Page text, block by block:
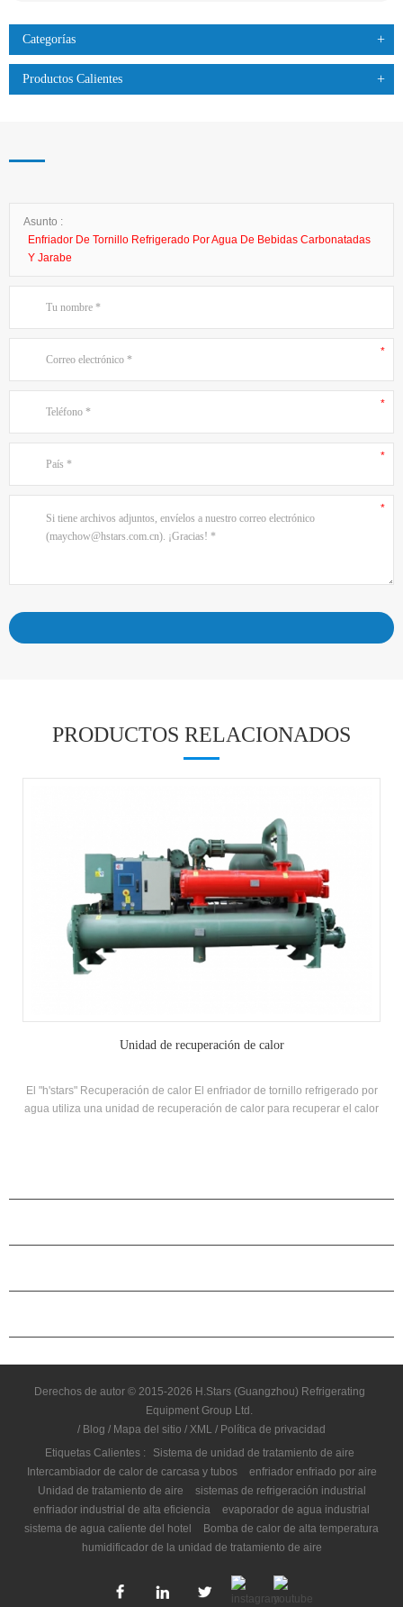
Categorías
Productos Calientes
Asunto :
Enfriador De Tornillo Refrigerado Por Agua De Bebidas Carbonatadas
Y Jarabe
PRODUCTOS RELACIONADOS
Unidad de recuperación de calor
El "h'stars" Recuperación de calor El enfriador de tornillo refrigerado por
agua utiliza una unidad de recuperación de calor para recuperar el calor
Derechos de autor © 2015-2026 H.Stars (Guangzhou) Refrigerating
Equipment Group Ltd.
/ Blog / Mapa del sitio / XML / Política de privacidad
Etiquetas Calientes :
Sistema de unidad de tratamiento de aire
Intercambiador de calor de carcasa y tubos
enfriador enfriado por aire
Unidad de tratamiento de aire
sistemas de refrigeración industrial
enfriador industrial de alta eficiencia
evaporador de agua industrial
sistema de agua caliente del hotel
Bomba de calor de alta temperatura
humidificador de la unidad de tratamiento de aire